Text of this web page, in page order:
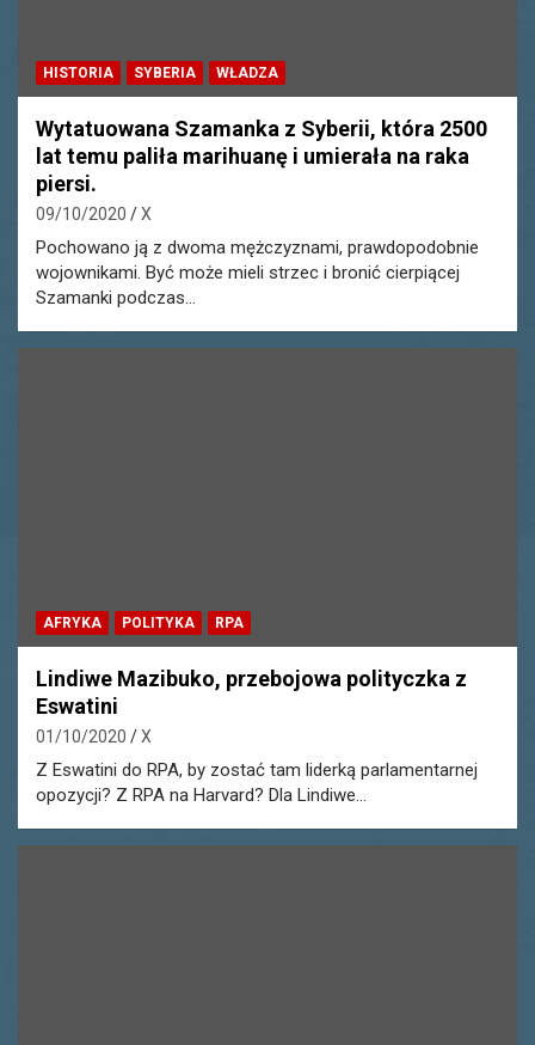
HISTORIA SYBERIA WŁADZA
Wytatuowana Szamanka z Syberii, która 2500
lat temu paliła marihuanę i umierała na raka
piersi.
09/10/2020 X
Pochowano ją z dwoma mężczyznami, prawdopodobnie
wojownikami. Być może mieli strzec i bronić cierpiącej
Szamanki podczas…
AFRYKA POLITYKA RPA
Lindiwe Mazibuko, przebojowa polityczka z
Eswatini
01/10/2020 X
Z Eswatini do RPA, by zostać tam liderką parlamentarnej
opozycji? Z RPA na Harvard? Dla Lindiwe…